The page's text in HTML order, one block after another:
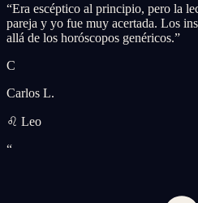
“Era escéptico al principio, pero la
pareja y yo fue muy acertada. Los
allá de los horóscopos genéricos.”
C
Carlos L.
♌ Leo
“